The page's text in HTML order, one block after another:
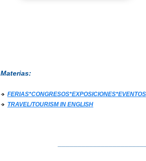
Materias:
TRAVEL/TOURISM IN ENGLISH